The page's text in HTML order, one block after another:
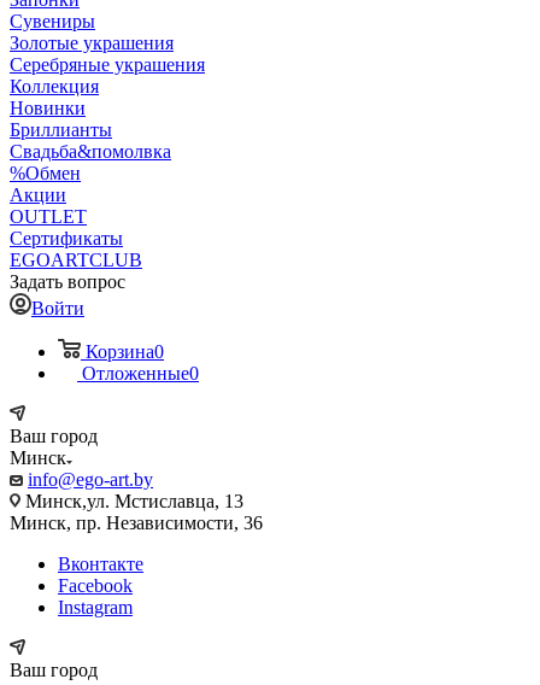
Сувениры
Золотые украшения
Серебряные украшения
Коллекция
Новинки
Бриллианты
Свадьба&помолвка
%Обмен
Акции
OUTLET
Сертификаты
EGOARTCLUB
Задать вопрос
Войти
Корзина0
Отложенные0
Ваш город
Минск
info@ego-art.by
Минск,ул. Мстиславца, 13
Минск, пр. Независимости, 36
Вконтакте
Facebook
Instagram
Ваш город